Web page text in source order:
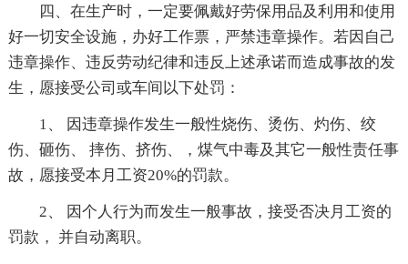
四、在生产时，一定要佩戴好劳保用品及利用和使用
好一切安全设施，办好工作票，严禁违章操作。若因自己
违章操作、违反劳动纪律和违反上述承诺而造成事故的发
生，愿接受公司或车间以下处罚：
1、 因违章操作发生一般性烧伤、烫伤、灼伤、绞
伤、砸伤、 摔伤、挤伤、，煤气中毒及其它一般性责任事
故，愿接受本月工资20%的罚款。
2、 因个人行为而发生一般事故，接受否决月工资的
罚款， 并自动离职。